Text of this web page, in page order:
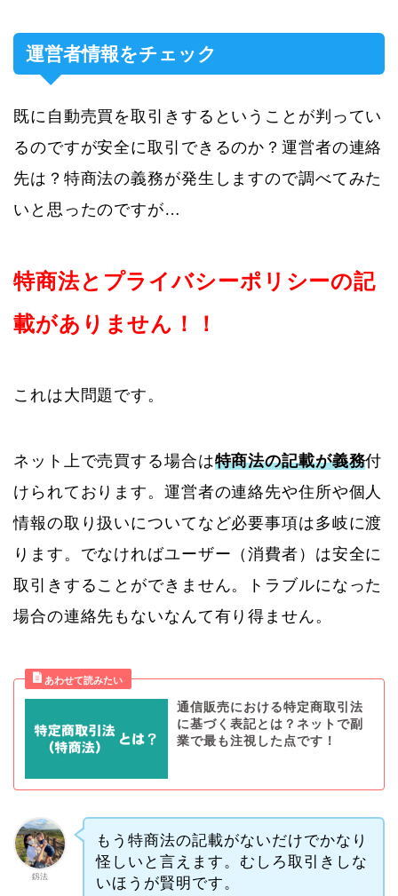
運営者情報をチェック
既に自動売買を取引きするということが判ってい
るのですが安全に取引できるのか？運営者の連絡
先は？特商法の義務が発生しますので調べてみた
いと思ったのですが…
特商法とプライバシーポリシーの記
載がありません！！
これは大問題です。
ネット上で売買する場合は特商法の記載が義務付
けられております。運営者の連絡先や住所や個人
情報の取り扱いについてなど必要事項は多岐に渡
ります。でなければユーザー（消費者）は安全に
取引きすることができません。トラブルになった
場合の連絡先もないなんて有り得ません。
通信販売における特定商取引法
に基づく表記とは？ネットで副
業で最も注視した点です！
釼法
もう特商法の記載がないだけでかなり
怪しいと言えます。むしろ取引きしな
いほうが賢明です。